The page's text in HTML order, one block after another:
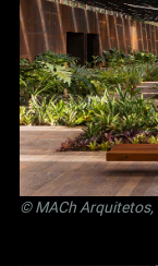
© MACh